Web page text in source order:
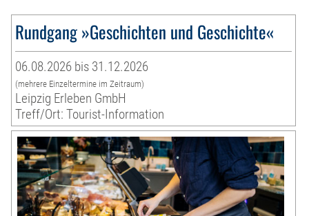
Rundgang »Geschichten und Geschichte«
06.08.2026 bis 31.12.2026
(mehrere Einzeltermine im Zeitraum)
Leipzig Erleben GmbH
Treff/Ort: Tourist-Information